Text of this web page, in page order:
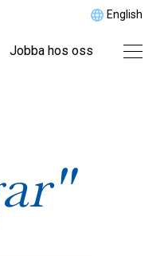
English
Jobba hos oss